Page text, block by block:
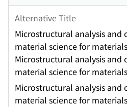
Alternative Title
Microstructural analysis
material science for
Microstructural analysis
material science for
Microstructural analysis
material science for